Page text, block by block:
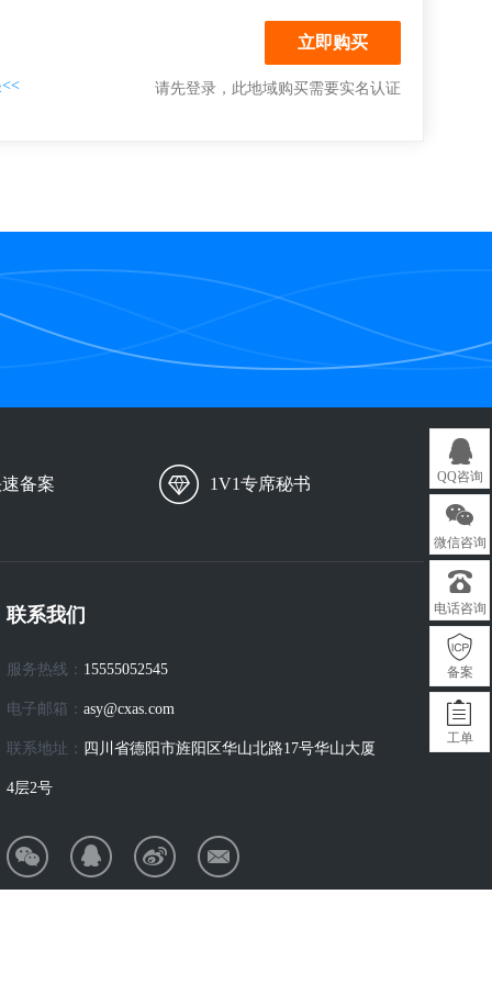
请先登录 ，此地域购买需要实名认证
备案 1V1专席秘书
联系我们
服务热线： 15555052545
电子邮箱： asy@cxas.com
联系地址： 四川省德阳市旌阳区华山北路17号华山大厦
4层2号
QQ咨询
微信咨询
电话咨询
备案
工单